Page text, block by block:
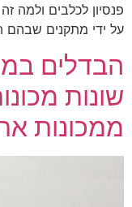
פנסיון לכלבים ולמה
על ידי מתקנים
הבדלים
שונות
ממכונות